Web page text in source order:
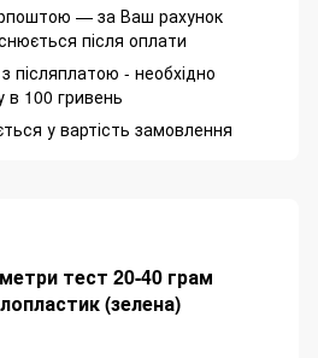
— за Ваш рахунок
після оплати
післяплатою - необхідно
в 100 гривень
у вартість замовлення
тест 20-40 грам
(зелена)